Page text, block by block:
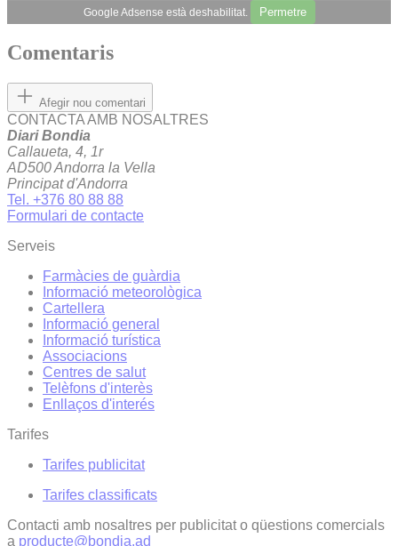
Google Adsense està deshabilitat. Permetre
Comentaris
Afegir nou comentari
CONTACTA AMB NOSALTRES
Diari Bondia
Callaueta, 4, 1r
AD500 Andorra la Vella
Principat d'Andorra
Tel. +376 80 88 88
Formulari de contacte
Serveis
Farmàcies de guàrdia
Informació meteorològica
Cartellera
Informació general
Informació turística
Associacions
Centres de salut
Telèfons d'interès
Enllaços d'interés
Tarifes
Tarifes publicitat
Tarifes classificats
Contacti amb nosaltres per publicitat o qüestions comercials
a producte@bondia.ad